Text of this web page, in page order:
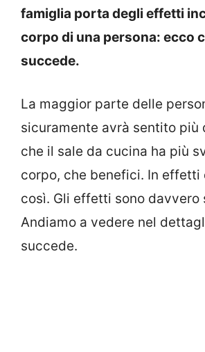
famiglia porta degli effetti
corpo di una persona: ecco
succede.
La maggior parte delle
sicuramente avrà sentito più
che il sale da cucina ha più
corpo, che benefici. In effetti
così. Gli effetti sono davvero
Andiamo a vedere nel
succede.